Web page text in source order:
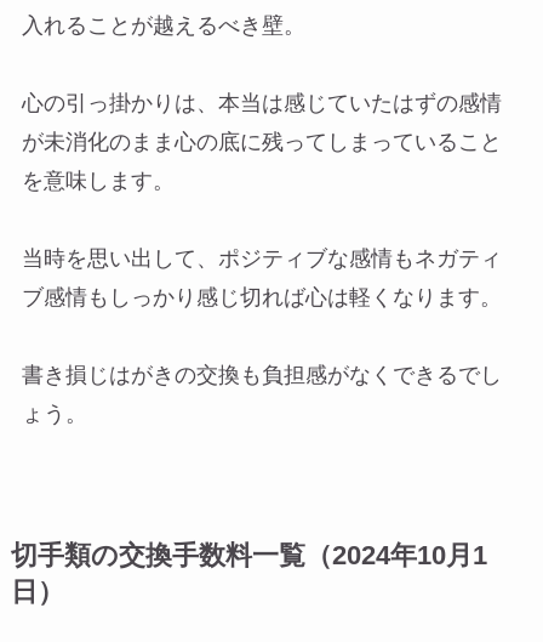
入れることが越えるべき壁。
心の引っ掛かりは、本当は感じていたはずの感情
が未消化のまま心の底に残ってしまっていること
を意味します。
当時を思い出して、ポジティブな感情もネガティ
ブ感情もしっかり感じ切れば心は軽くなります。
書き損じはがきの交換も負担感がなくできるでし
ょう。
切手類の交換手数料一覧（2024年10月1
日）